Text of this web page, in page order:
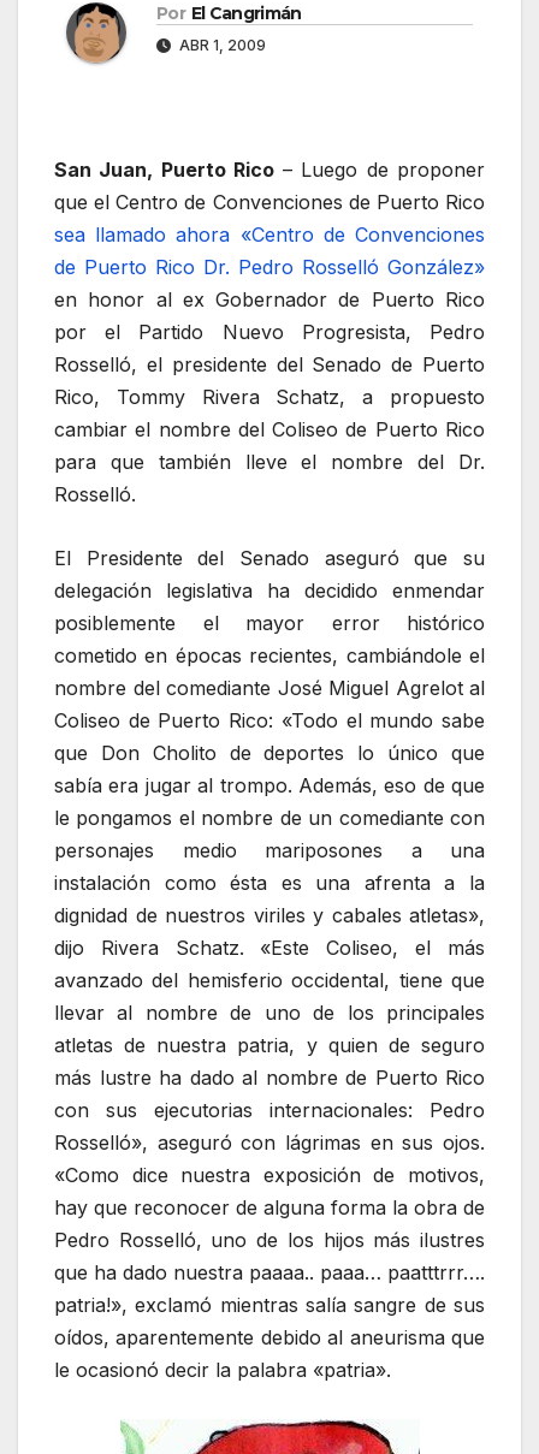
Por El Cangrimán
ABR 1, 2009
San Juan, Puerto Rico– Luego de proponer
que el Centro de Convenciones de Puerto Rico
sea llamado ahora «Centro de Convenciones
de Puerto Rico Dr. Pedro Rosselló González»
en honor al ex Gobernador de Puerto Rico
por el Partido Nuevo Progresista, Pedro
Rosselló, el presidente del Senado de Puerto
Rico, Tommy Rivera Schatz, a propuesto
cambiar el nombre del Coliseo de Puerto Rico
para que también lleve el nombre del Dr.
Rosselló.
El Presidente del Senado aseguró que su
delegación legislativa ha decidido enmendar
posiblemente el mayor error histórico
cometido en épocas recientes, cambiándole el
nombre del comediante José Miguel Agrelot al
Coliseo de Puerto Rico: «Todo el mundo sabe
que Don Cholito de deportes lo único que
sabía era jugar al trompo. Además, eso de que
le pongamos el nombre de un comediante con
personajes medio mariposones a una
instalación como ésta es una afrenta a la
dignidad de nuestros viriles y cabales atletas»,
dijo Rivera Schatz. «Este Coliseo, el más
avanzado del hemisferio occidental, tiene que
llevar al nombre de uno de los principales
atletas de nuestra patria, y quien de seguro
más lustre ha dado al nombre de Puerto Rico
con sus ejecutorias internacionales: Pedro
Rosselló», aseguró con lágrimas en sus ojos.
«Como dice nuestra exposición de motivos,
hay que reconocer de alguna forma la obra de
Pedro Rosselló, uno de los hijos más ilustres
que ha dado nuestra paaaa.. paaa… paatttrrr….
patria!», exclamó mientras salía sangre de sus
oídos, aparentemente debido al aneurisma que
le ocasionó decir la palabra «patria».